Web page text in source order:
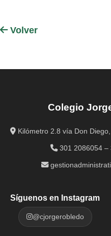
Volver
Colegio
Kilómetro 2.8 vía Don
301 2086054 –
Síguenos en Instagram
@cjorgerobledo